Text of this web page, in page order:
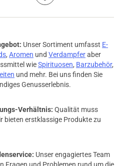
Unser Sortiment umfasst E-
, Aromen und Verdampferaber
wieSpirituosen, Barzubehör,
und mehr. Bei uns finden Sie
Genusserlebnis.
Verhältnis: Qualität muss
bieten erstklassige Produkte zu
Unser engagiertes Team